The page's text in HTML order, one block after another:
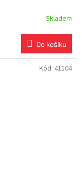
Skladem
Do košíku
Kód: 41104